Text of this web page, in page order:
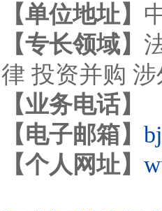
【单位地址】
【专长领域】
律 投资并购
【业务电话】
【电子邮箱】
【个人网址】